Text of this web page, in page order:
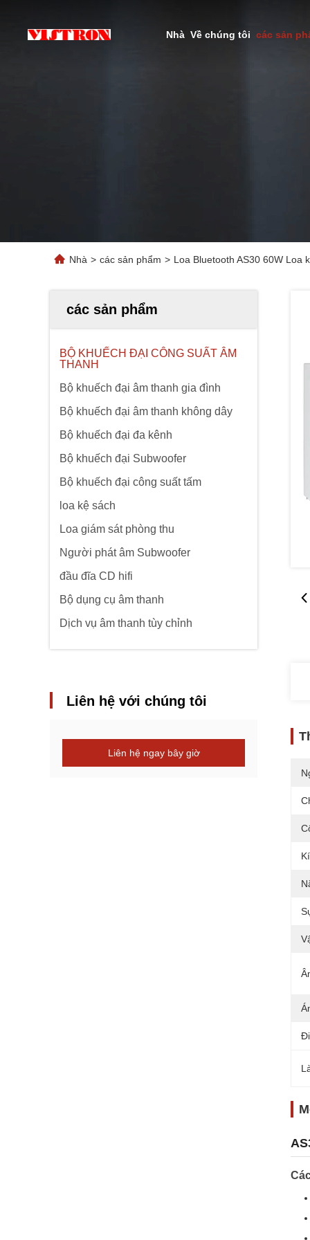
Nhà Về chúng tôi các sản
Nhà > các sản phẩm > Loa Bluetooth AS30 60W Loa
các sản phẩm
BỘ KHUẾCH ĐẠI CÔNG SUẤT ÂM
THANH
Bộ khuếch đại âm thanh gia đình
Bộ khuếch đại âm thanh không dây
Bộ khuếch đại đa kênh
Bộ khuếch đại Subwoofer
Bộ khuếch đại công suất tấm
loa kệ sách
Loa giám sát phòng thu
Người phát âm Subwoofer
đầu đĩa CD hifi
Bộ dụng cụ âm thanh
Dịch vụ âm thanh tùy chỉnh
Liên hệ với chúng tôi
Liên hệ ngay bây giờ